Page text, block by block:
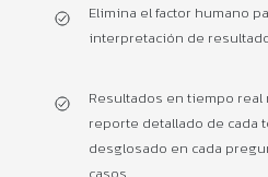
Elimina el factor humano
interpretación de
Resultados en tiempo
reporte detallado de cada
desglosado en cada